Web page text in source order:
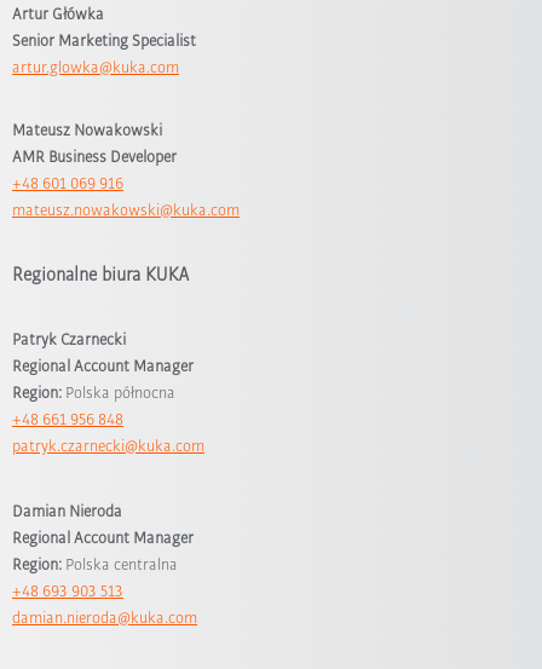
Artur Główka
Senior Marketing Specialist
artur.glowka@kuka.com
Mateusz Nowakowski
AMR Business Developer
+48 601 069 916
mateusz.nowakowski@kuka.com
Regionalne biura KUKA
Patryk Czarnecki
Regional Account Manager
Region: Polska północna
+48 661 956 848
patryk.czarnecki@kuka.com
Damian Nieroda
Regional Account Manager
Region: Polska centralna
+48 693 903 513
damian.nieroda@kuka.com